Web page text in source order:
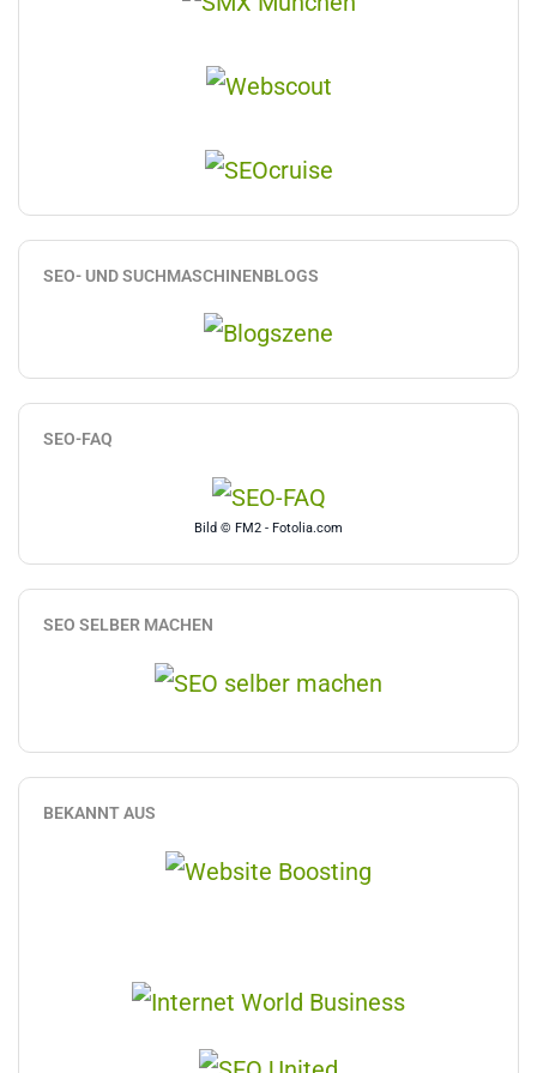
SEO- UND SUCHMASCHINENBLOGS
SEO-FAQ
Bild © FM2 - Fotolia.com
SEO SELBER MACHEN
BEKANNT AUS